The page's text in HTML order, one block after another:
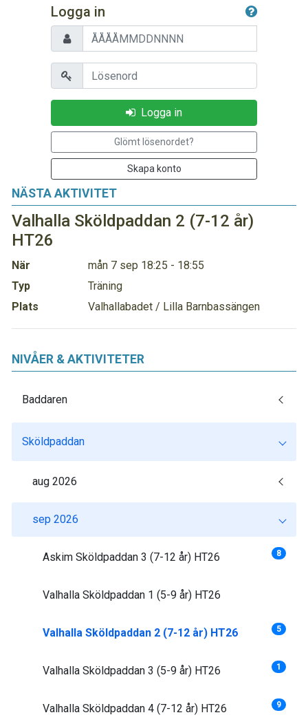
NÄSTA AKTIVITET
Valhalla Sköldpaddan 2 (7-12 år)
HT26
När
mån 7 sep 18:25 - 18:55
Typ
Träning
Plats
Valhallabadet / Lilla Barnbassängen
Logga in
Personnummer
Lösenord
Logga in
Glömt lösenordet?
Skapa konto
NIVÅER & AKTIVITETER
Baddaren
Sköldpaddan
aug 2026
sep 2026
Askim Sköldpaddan 3 (7-12 år) HT26 8
Valhalla Sköldpaddan 1 (5-9 år) HT26
Valhalla Sköldpaddan 2 (7-12 år) HT26 5
Valhalla Sköldpaddan 3 (5-9 år) HT26 1
Valhalla Sköldpaddan 4 (7-12 år) HT26 9